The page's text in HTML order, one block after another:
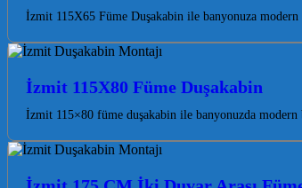
İzmit 115X65 Füme Duşakabin ile banyonuza
İzmit 115X80 Füme Duşakabin
İzmit 115×80 füme duşakabin ile banyonuzda